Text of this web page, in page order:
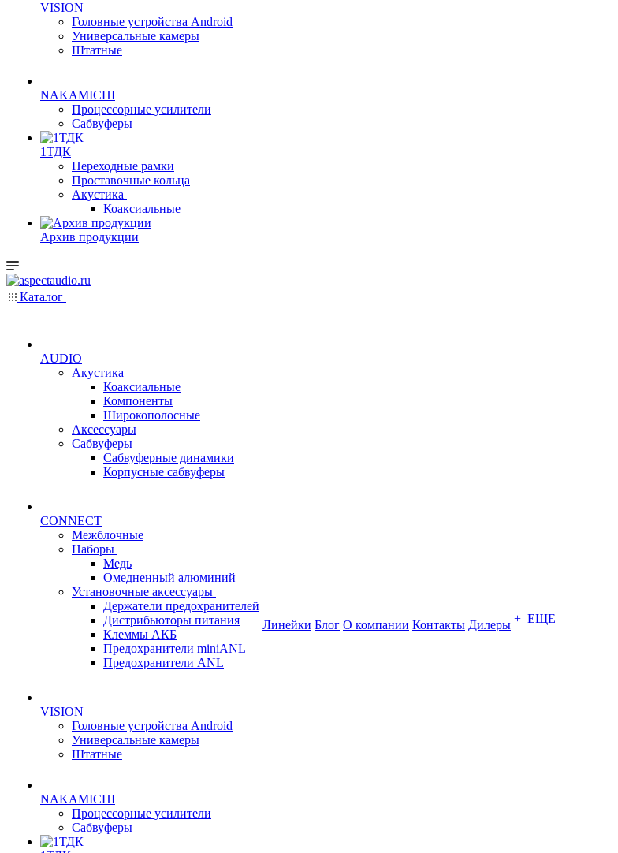
VISION
Головные устройства Android
Универсальные камеры
Штатные
NAKAMICHI
Процессорные усилители
Сабвуферы
1ТДК
Переходные рамки
Проставочные кольца
Акустика
Коаксиальные
Архив продукции
Каталог
AUDIO
Акустика
Коаксиальные
Компоненты
Широкополосные
Аксессуары
Сабвуферы
Сабвуферные динамики
Корпусные сабвуферы
CONNECT
Межблочные
Наборы
Медь
Омедненный алюминий
Установочные аксессуары
Держатели предохранителей
Дистрибьюторы питания
Клеммы АКБ
Предохранители miniANL
Предохранители ANL
VISION
Головные устройства Android
Универсальные камеры
Штатные
NAKAMICHI
Процессорные усилители
Сабвуферы
Линейки Блог О компании Контакты Дилеры + ЕЩЕ